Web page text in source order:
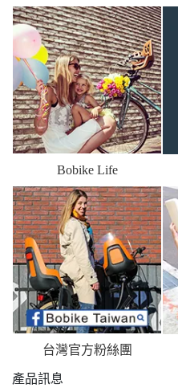
Bobike Life
台灣官方粉絲團
產品訊息